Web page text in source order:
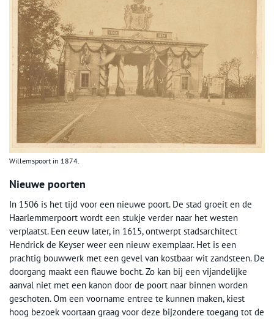
Willemspoort in 1874.
Nieuwe poorten
In 1506 is het tijd voor een nieuwe poort. De stad groeit en de
Haarlemmerpoort wordt een stukje verder naar het westen
verplaatst. Een eeuw later, in 1615, ontwerpt stadsarchitect
Hendrick de Keyser weer een nieuw exemplaar. Het is een
prachtig bouwwerk met een gevel van kostbaar wit zandsteen. De
doorgang maakt een flauwe bocht. Zo kan bij een vijandelijke
aanval niet met een kanon door de poort naar binnen worden
geschoten. Om een voorname entree te kunnen maken, kiest
hoog bezoek voortaan graag voor deze bijzondere toegang tot de